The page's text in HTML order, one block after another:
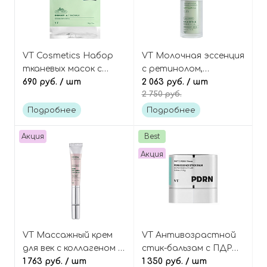
VT Cosmetics Набор
тканевых масок с
ретинолом и
Reti-A 7 Days Mask
690 руб. / шт
Подробнее
VT Молочная эссенция
с ретинолом,
бакучиолом и
центеллой, Cica Reti-A
Essence 0.1
2 063 руб. / шт
2 750 руб.
Подробнее
Акция
VT Массажный крем
для век с коллагеном и
ниацинамидом,
1 763 руб. / шт
Best
Акция
VT Антивозрастной
стик-бальзам с ПДРН
и пептидами,
1 350 руб. / шт